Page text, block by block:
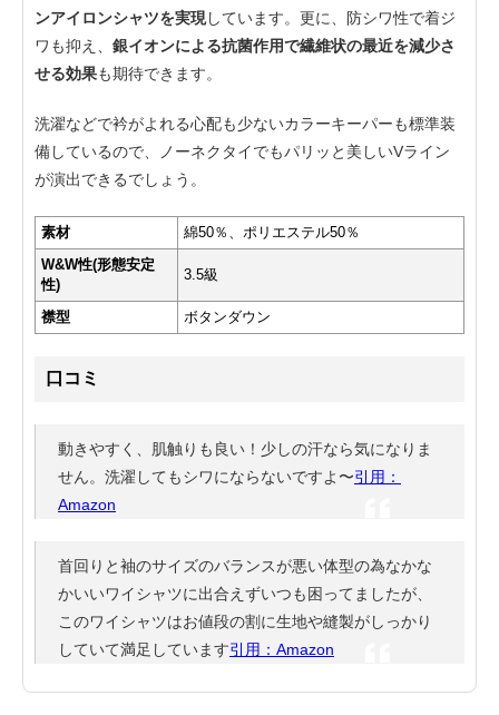
ンアイロンシャツを実現しています。更に、防シワ性で着ジ
ワも抑え、 銀イオンによる抗菌作用で繊維状の最近を減少さ
せる効果も期待できます。
洗濯などで衿がよれる心配も少ないカラーキーパーも標準装
備しているので、ノーネクタイでもパリッと美しいVライン
が演出できるでしょう。
素材
綿50％、ポリエステル50％
W&W性(形態安定
性)
3.5級
襟型 ボタンダウン
口コミ
動きやすく、肌触りも良い！少しの汗なら気になりま
せん。洗濯してもシワにならないですよ〜引用：
Amazon
首回りと袖のサイズのバランスが悪い体型の為なかな
かいいワイシャツに出合えずいつも困ってましたが、
このワイシャツはお値段の割に生地や縫製がしっかり
していて満足しています引用：Amazon